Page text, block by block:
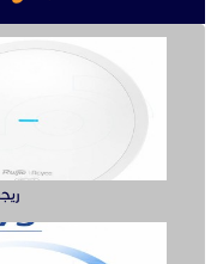
انتركم